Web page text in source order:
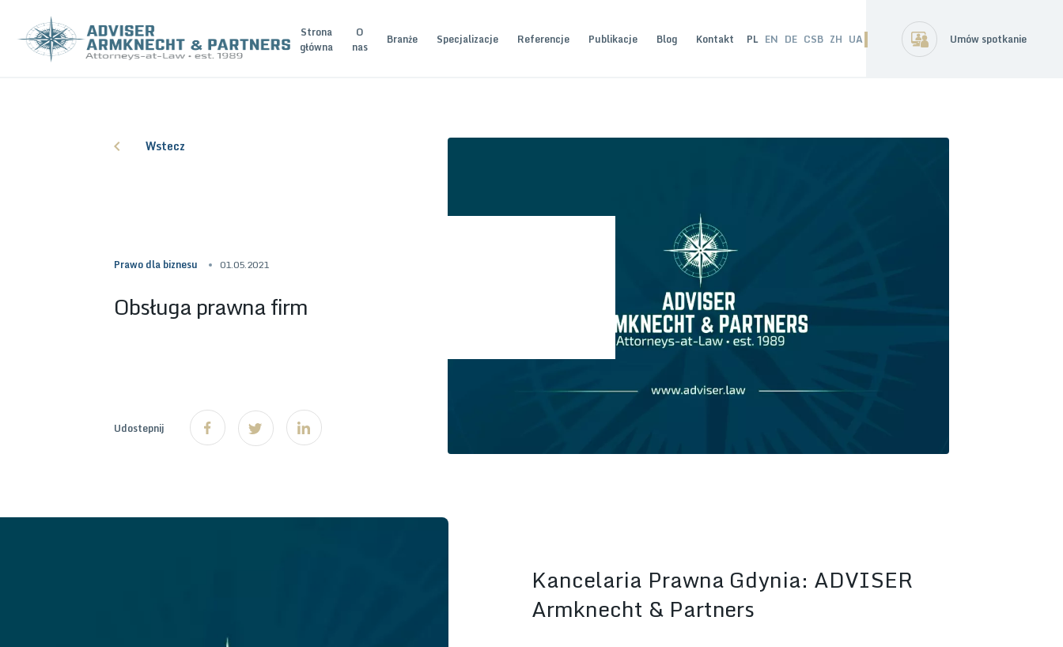
Strona
główna
O
nas
Branże Specjalizacje Referencje Publikacje Blog Kontakt PL EN DE CSB ZH UA Umów spotkanie
Wstecz
Prawo dla biznesu 01.05.2021
Obsługa prawna firm
Udostepnij
Kancelaria Prawna Gdynia: ADVISER
Armknecht & Partners